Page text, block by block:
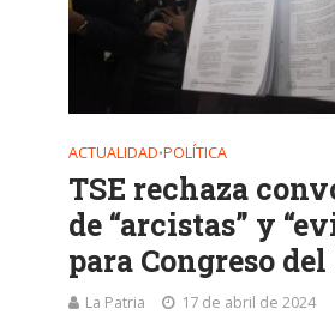
ACTUALIDAD•POLÍTICA
TSE rechaza
de “arcistas” y
para Congreso
La Patria 17 de abril de 2024